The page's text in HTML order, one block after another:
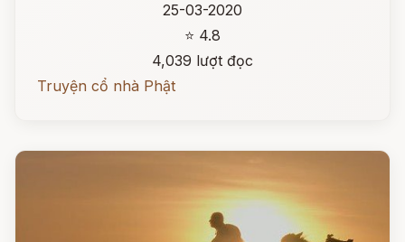
25-03-2020
⭐ 4.8
4,039 lượt đọc
Truyện cổ nhà Phật